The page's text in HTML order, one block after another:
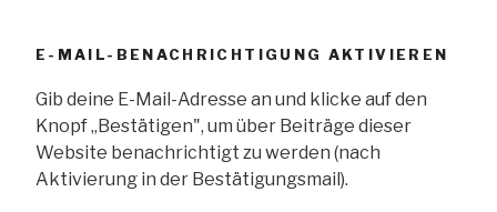
E-MAIL-BENACHRICHTIGUNG AKTIVIEREN
Gib deine E-Mail-Adresse an und klicke auf den
Knopf „Bestätigen", um über Beiträge dieser
Website benachrichtigt zu werden (nach
Aktivierung in der Bestätigungsmail).